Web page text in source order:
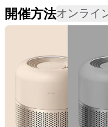
開催方法オンライ